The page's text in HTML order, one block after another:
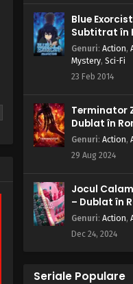
Solo
– Nu
Eps 1 -
March,
Blue
Subtitrat în
Genuri: Action,
Mystery, Sci-Fi
23 Feb 2014
Terminator
Dublat în
Genuri: Action,
29 Aug 2024
Jocul
– Dublat în
Genuri: Action,
Dec 24, 2024
Seriale Populare